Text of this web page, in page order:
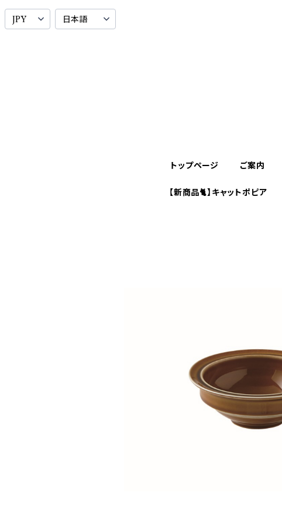
トップページ ご案内
【新商品🐈】キャットポピア